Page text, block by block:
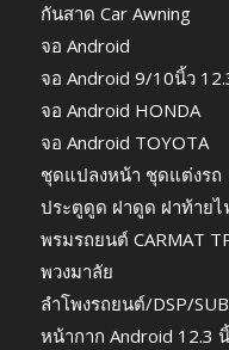
กันสาด Car Awning
จอ Android
จอ Android 9/10นิ้ว
จอ Android HONDA
จอ Android TOYOTA
ชุดแปลงหน้า ชุดแต่งรถ
ประตูดูด ฝาดูด ฝาท้าย
พรมรถยนต์ CARMAT
พวงมาลัย
ลำโพงรถยนต์/DSP/
หน้ากาก Android 12.3